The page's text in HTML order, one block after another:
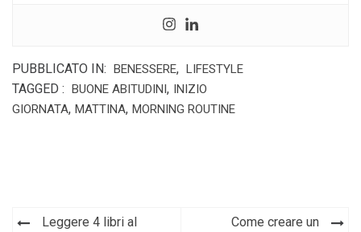
PUBBLICATO IN: BENESSERE, LIFESTYLE
TAGGED : BUONE ABITUDINI, INIZIO
GIORNATA, MATTINA, MORNING ROUTINE
Navigazione
Leggere 4 libri al Come creare un